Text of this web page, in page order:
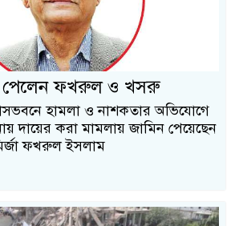
পেলেন ফখরুল ও খসরু
হামলা ও নাশকতার অভিযোগে
দায়ের করা মামলায় জামিন পেয়েছেন
ফখরুল ইসলাম